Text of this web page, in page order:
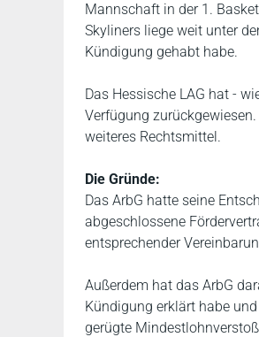
Mannschaft in der 1.
Skyliners liege weit unter
Kündigung gehabt habe.
Das Hessische LAG hat -
Verfügung
weiteres Rechtsmittel.
Die Gründe:
Das ArbG hatte seine
abgeschlossene
entsprechender
Außerdem hat das ArbG
Kündigung erklärt habe
gerügte